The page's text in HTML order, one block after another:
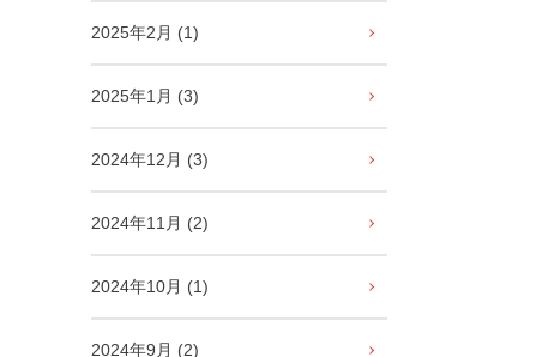
2025年2月 (1)
2025年1月 (3)
2024年12月 (3)
2024年11月 (2)
2024年10月 (1)
2024年9月 (2)